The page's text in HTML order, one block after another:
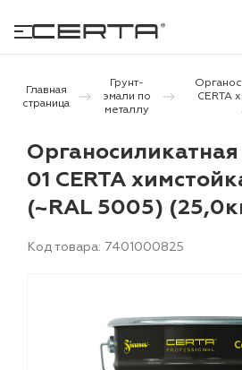
и дачи
бетону,
Главная
страница
Грунт-
эмали по
металлу
CERTA
01 CERTA
(~RAL 5005)
Код товара: 7401000825